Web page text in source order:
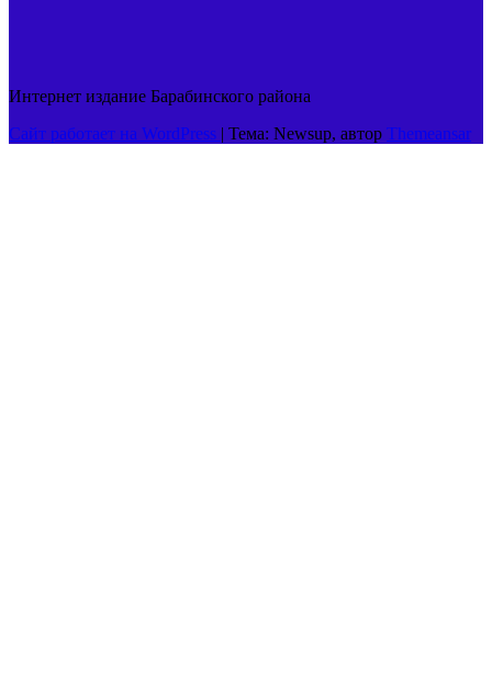
Интернет издание Барабинского района
Сайт работает на WordPress | Тема: Newsup, автор Themeansar